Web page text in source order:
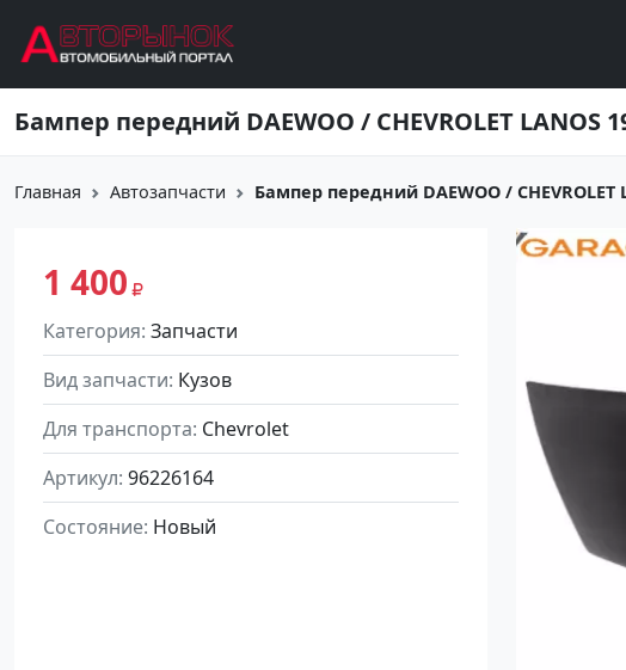
Бампер передний DAEWOO / CHEVROLET LANOS
Главная Автозапчасти Бампер передний DAEWOO / CHEVROLET
1 400
Категория Запчасти
Вид запчасти Кузов
Для транспорта Chevrolet
Артикул 96226164
Состояние Новый